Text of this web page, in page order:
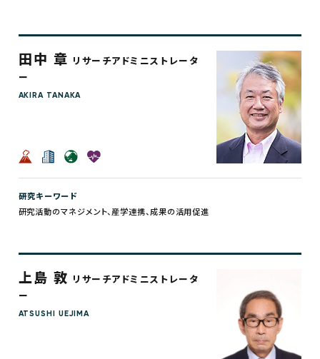
田中 章 リサーチアドミニストレータ
ー
AKIRA TANAKA
研究キーワード
研究活動のマネジメント、産学連携、成果の活用促進
上島 敦 リサーチアドミニストレータ
ー
ATSUSHI UEJIMA